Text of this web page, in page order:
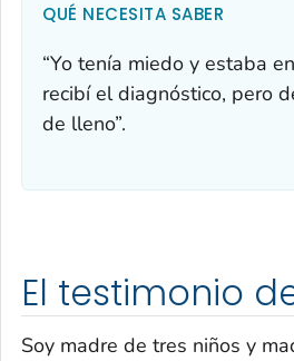
QUÉ NECESITA SABER
“Yo tenía miedo y estaba
recibí el diagnóstico, pero
de lleno”.
El testimonio
Soy madre de tres niños y